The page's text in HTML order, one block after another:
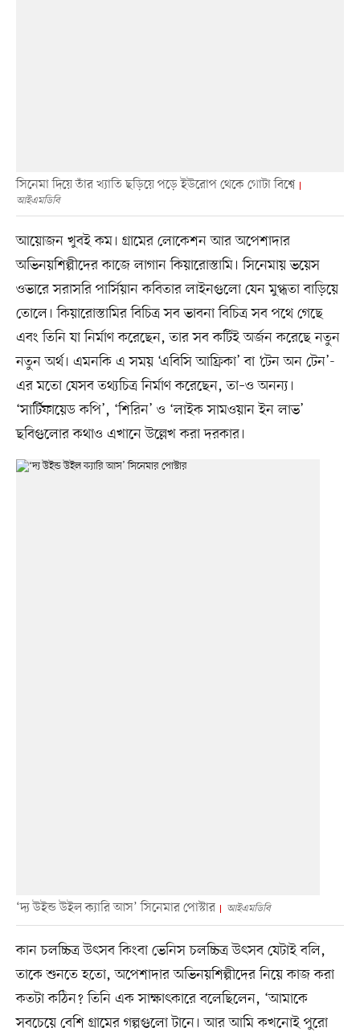
সিনেমা দিয়ে তাঁর খ্যাতি ছড়িয়ে পড়ে ইউরোপ থেকে গোটা বিশ্বে
আইএমডিবি
আয়োজন খুবই কম। গ্রামের লোকেশন আর অপেশাদার
অভিনয়শিল্পীদের কাজে লাগান কিয়ারোস্তামি। সিনেমায় ভয়েস
ওভারে সরাসরি পার্সিয়ান কবিতার লাইনগুলো যেন মুগ্ধতা বাড়িয়ে
তোলে। কিয়ারোস্তামির বিচিত্র সব ভাবনা বিচিত্র সব পথে গেছে
এবং তিনি যা নির্মাণ করেছেন, তার সব কটিই অর্জন করেছে নতুন
নতুন অর্থ। এমনকি এ সময় ‘এবিসি আফ্রিকা’ বা ‘টেন অন টেন’-
এর মতো যেসব তথ্যচিত্র নির্মাণ করেছেন, তা–ও অনন্য।
‘সার্টিফায়েড কপি’, ‘শিরিন’ ও ‘লাইক সামওয়ান ইন লাভ’
ছবিগুলোর কথাও এখানে উল্লেখ করা দরকার।
‘দ্য উইন্ড উইল ক্যারি আস’ সিনেমার পোস্টার আইএমডিবি
কান চলচ্চিত্র উৎসব কিংবা ভেনিস চলচ্চিত্র উৎসব যেটাই বলি,
তাকে শুনতে হতো, অপেশাদার অভিনয়শিল্পীদের নিয়ে কাজ করা
কতটা কঠিন? তিনি এক সাক্ষাৎকারে বলেছিলেন, ‘আমাকে
সবচেয়ে বেশি গ্রামের গল্পগুলো টানে। আর আমি কখনোই পুরো